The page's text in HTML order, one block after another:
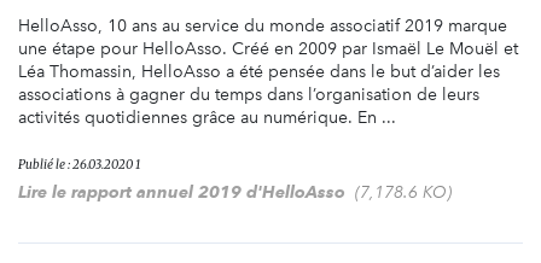
HelloAsso, 10 ans au service du monde associatif 2019 marque
une étape pour HelloAsso. Créé en 2009 par Ismaël Le Mouël et
Léa Thomassin, HelloAsso a été pensée dans le but d’aider les
associations à gagner du temps dans l’organisation de leurs
activités quotidiennes grâce au numérique. En ...
Publié le : 26.03.2020 1
Lire le rapport annuel 2019 d'HelloAsso (7,178.6 KO)